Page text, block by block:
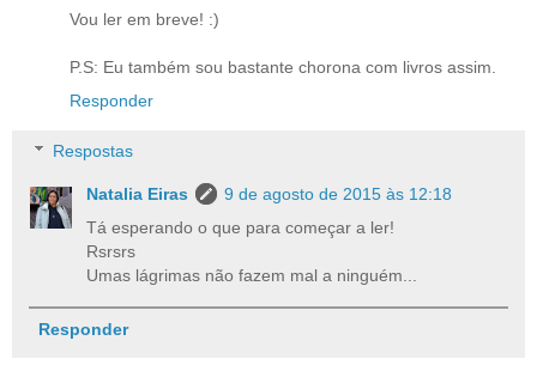
Vou ler em breve! :)
P.S: Eu também sou bastante chorona com livros assim.
Responder
Respostas
Natalia Eiras
9 de agosto de 2015 às 12:18
Tá esperando o que para começar a ler!
Rsrsrs
Umas lágrimas não fazem mal a ninguém...
Responder